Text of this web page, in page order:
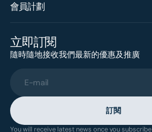
會員計劃
立即訂閱
隨時隨地接收我們最新的優惠及推廣
E-mail
訂閱
You will receive latest news once you subscribe